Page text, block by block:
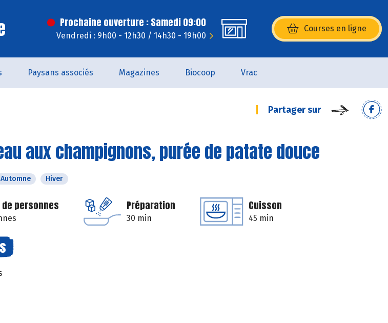
Prochaine ouverture : Samedi 09:00
Vendredi : 9h00 - 12h30 / 14h30 - 19h00
Courses en ligne
(s’ouvre dans une nouvelle
Paysans associés Magazines Biocoop Vrac
Partager sur
aux champignons, purée de patate douce
Automne Hiver
de personnes Préparation
30 min
Cuisson
45 min